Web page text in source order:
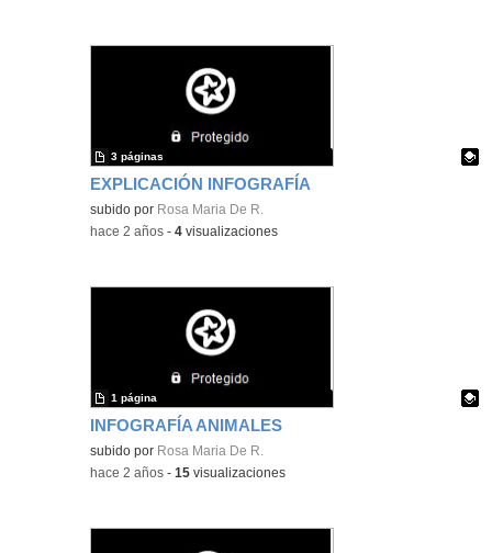
EXPLICACIÓN INFOGRAFÍA
Contenido educativo.
subido por Rosa Maria De R.
3 páginas
-hace 2 años -4 visualizaciones
INFOGRAFÍA ANIMALES
Contenido educativo.
subido por Rosa Maria De R.
1 página
-hace 2 años -15 visualizaciones